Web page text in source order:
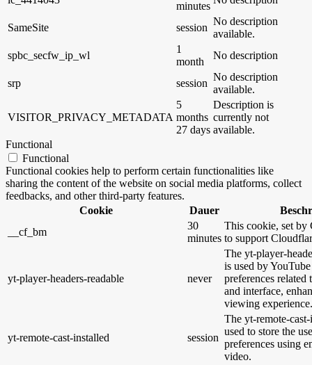
minutes
SameSite session
No description
available.
spbc_secfw_ip_wl
1
month
No description
srp session
No description
available.
VISITOR_PRIVACY_METADATA
5
months
27 days
Description is
currently not
available.
Functional
Functional
Functional cookies help to perform certain functionalities like
sharing the content of the website on social media platforms, collect
feedbacks, and other third-party features.
Cookie
Dauer
__cf_bm
30
minutes
This cookie, set by
to support
yt-player-headers-readable never
The yt-player-
is used by
preferences
and interface,
viewing experience.
yt-remote-cast-installed session
The yt-remote-
used to store the
preferences using
video.